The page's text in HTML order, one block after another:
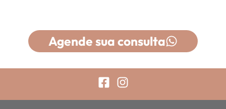
Agende sua consulta